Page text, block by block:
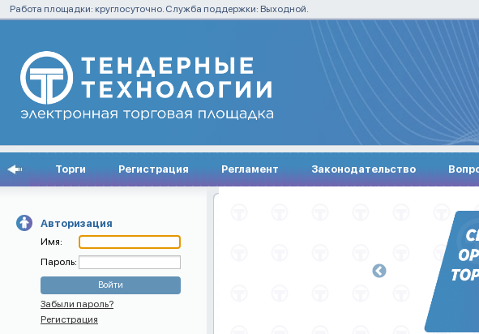
Работа площадки: круглосуточно. Служба поддержки: Выходной.
Торги Регистрация Регламент Законодательство
Авторизация
Имя:
Пароль:
Забыли пароль?
Регистрация